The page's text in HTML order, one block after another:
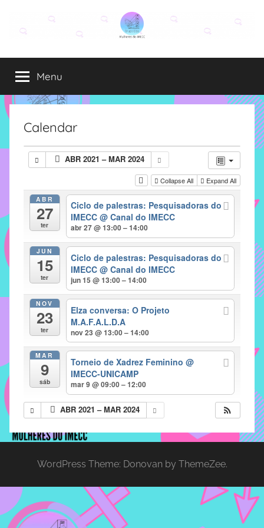
conteúdo
Grupo
Elza
Elza
é
formado
alunas,
funcionárias
IMECC
como
atribuição
implementar
proporcionem
fortalecimento
sociais
profissionais
entre
professores
funcionários
do
IMECC,
Menu
Calendar
ABR 2021 – MAR 2024
Collapse All Expand All
ABR
27
ter
Ciclo de palestras: Pesquisadoras do
IMECC@ Canal do IMECC
abr 27 @ 13:00 – 14:00
JUN
15
ter
Ciclo de palestras: Pesquisadoras do
IMECC@ Canal do IMECC
jun 15 @ 13:00 – 14:00
NOV
23
ter
Elza conversa: O Projeto
M.A.F.A.L.D.A
nov 23 @ 13:00 – 14:00
MAR
9
sáb
Torneio de Xadrez Feminino@
IMECC-UNICAMP
mar 9 @ 09:00 – 12:00
ABR 2021 – MAR 2024
WordPress Theme: Donovan by ThemeZee.